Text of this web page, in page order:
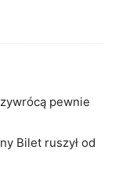
pewnie
Bilet ruszył od